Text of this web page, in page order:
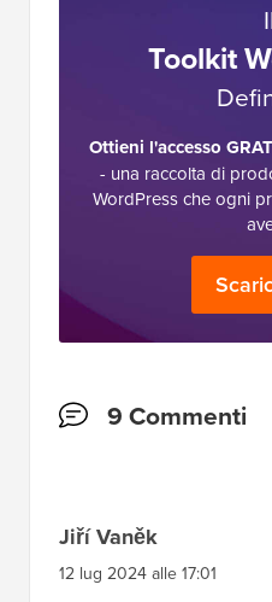
Toolkit
Ottieni l'accesso
- una raccolta di
WordPress che ogni
Interazioni
9 Commenti
Jiří Vaněk
12 lug 2024 alle 17:01